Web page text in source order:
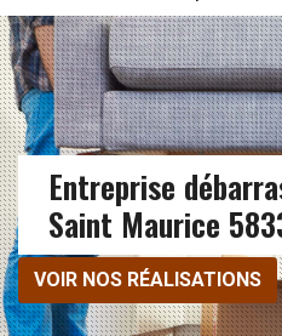
Entreprise
Saint Maurice
VOIR NOS RÉALISATIONS